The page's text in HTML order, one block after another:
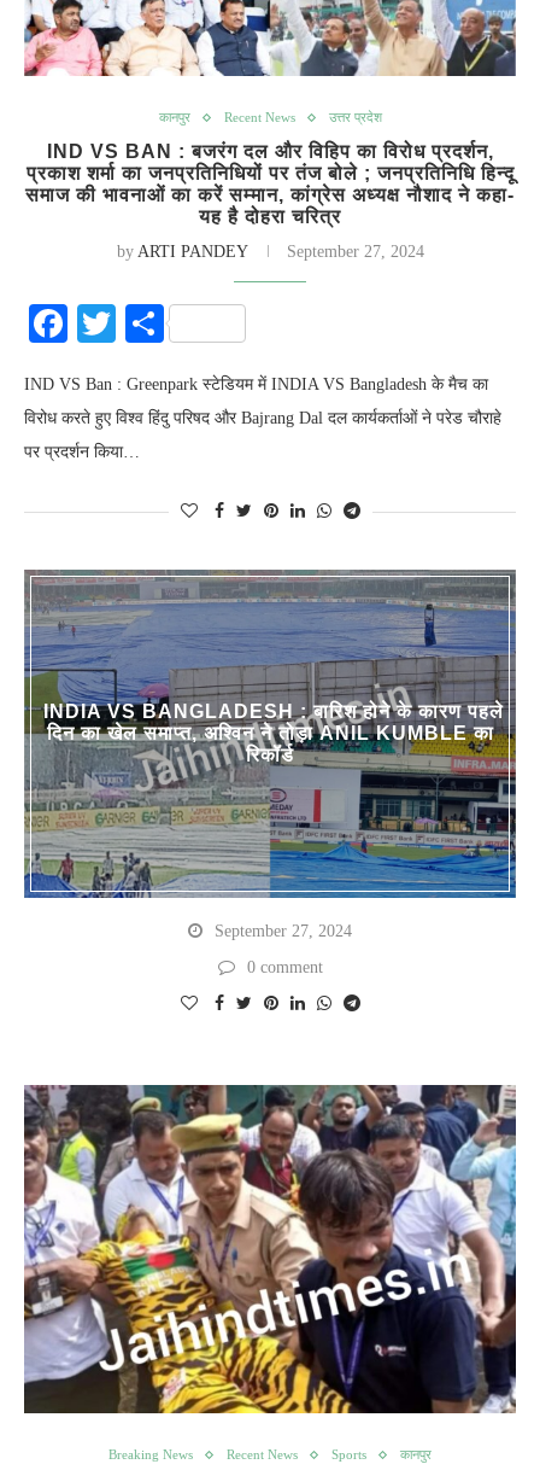
कानपुर Recent News उत्तर प्रदेश
IND VS BAN : बजरंग दल और विहिप का विरोध प्रदर्शन,
प्रकाश शर्मा का जनप्रतिनिधियों पर तंज बोले ; जनप्रतिनिधि हिन्दू
समाज की भावनाओं का करें सम्मान, कांग्रेस अध्यक्ष नौशाद ने कहा-
यह है दोहरा चरित्र
by ARTI PANDEY September 27, 2024
Facebook
Twitter
Share
IND VS Ban : Greenpark स्टेडियम में INDIA VS Bangladesh के मैच का
विरोध करते हुए विश्व हिंदु परिषद और Bajrang Dal दल कार्यकर्ताओं ने परेड चौराहे
पर प्रदर्शन किया…
INDIA VS BANGLADESH : बारिश होने के कारण पहले
दिन का खेल समाप्त, अश्विन ने तोड़ा ANIL KUMBLE का
रिकॉर्ड
September 27, 2024
0 comment
Breaking News Recent News Sports कानपुर